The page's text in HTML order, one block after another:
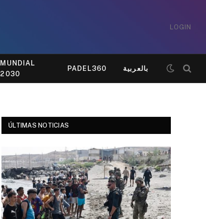
LOGIN
MUNDIAL
2030
PADEL360 بالعربية
ÚLTIMAS NOTICIAS